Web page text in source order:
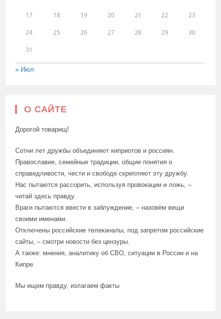
17 18 19 20 21 22 23
24 25 26 27 28 29 30
31
« Июл
О САЙТЕ
Дорогой товарищ!
Сотни лет дружбы объединяют киприотов и россиян.
Православие, семейные традиции, общие понятия о
справедливости, чести и свободе скрепляют эту дружбу.
Нас пытаются рассорить, используя провокации и ложь, –
читай здесь правду.
Враги пытаются ввести в заблуждение, – назовём вещи
своими именами.
Отключены российские телеканалы, под запретом российские
сайты, – смотри новости без цензуры.
А также: мнения, аналитику об СВО, ситуации в России и на
Кипре.
Мы ищем правду, излагаем факты